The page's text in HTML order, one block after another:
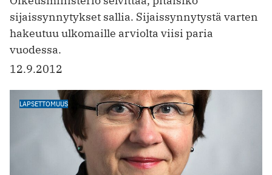
sijaissynnytykset sallia. Sijaissynnytystä varten
hakeutuu ulkomaille arviolta viisi paria
vuodessa.
12.9.2012
LAPSETTOMUUS